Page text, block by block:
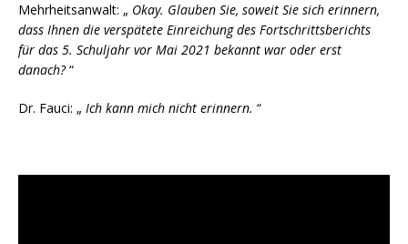
Mehrheitsanwalt: „ Okay. Glauben Sie, soweit Sie sich erinnern,
dass Ihnen die verspätete Einreichung des Fortschrittsberichts
für das 5. Schuljahr vor Mai 2021 bekannt war oder erst
danach?“
Dr. Fauci: „ Ich kann mich nicht erinnern. “